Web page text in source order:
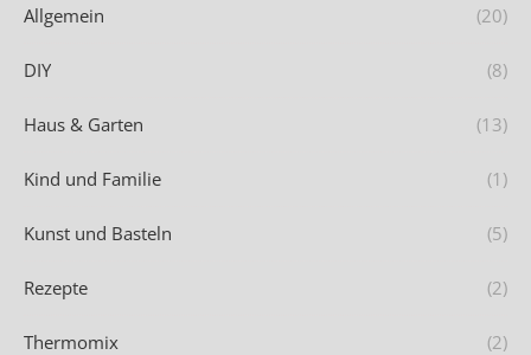
Allgemein (20)
DIY (8)
Haus & Garten (13)
Kind und Familie (1)
Kunst und Basteln (5)
Rezepte (2)
Thermomix (2)